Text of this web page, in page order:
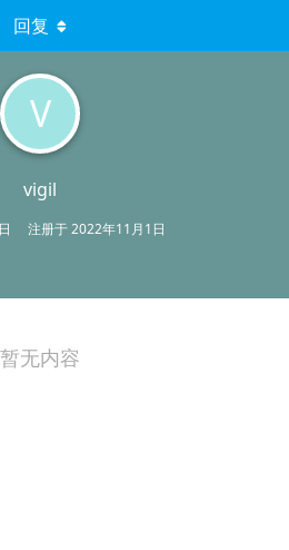
V
vigil
注册于2022年11月1日
回复
暂无内容